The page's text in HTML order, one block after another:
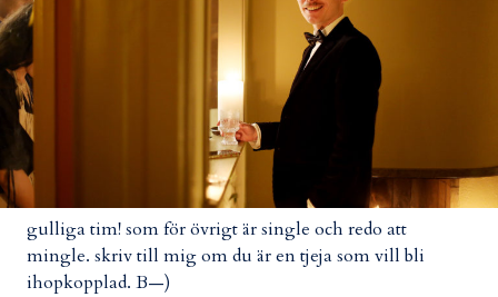
gulliga tim! som för övrigt är single och redo att
mingle. skriv till mig om du är en tjeja som vill bli
ihopkopplad. B—)